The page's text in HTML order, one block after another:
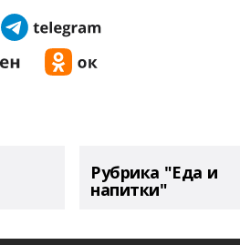
Рубрика "Еда и
напитки"